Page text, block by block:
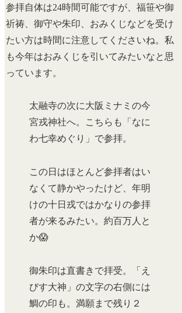
参拝自体は24時間可能ですが、福笹や御
祈祷、御守や朱印、おみくじなどを受け
たい方は時間に注意してくださいね。私
も今年はおみくじを引いてみたいなと思
っています。
太融寺の次に大阪ミナミの今
宮戎神社へ。こちらも「なに
わ七幸めぐり」で参拝。
この日はほとんど参拝者はい
なくて静かやったけど、年明
けの十日戎ではかなりの参拝
者が来るみたい。約百万人と
か😱
御朱印は直書きで拝受。「え
びす大神」の文字の右側には
鯛の印も。満願まで残り２